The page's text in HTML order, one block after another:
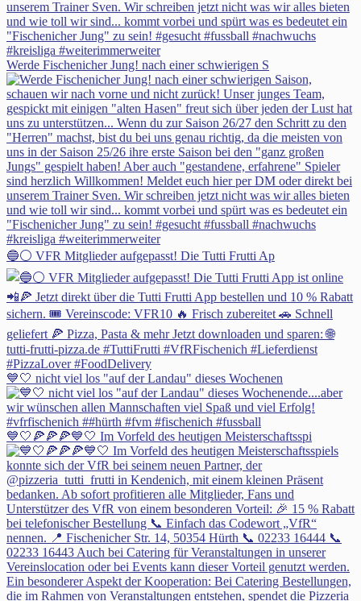
Werde Fischenicher Jung! nach einer schwierigen S
🔵⚪ VFR Mitglieder aufgepasst! Die Tutti Frutti Ap
💙🤍 nicht viel los "auf der Landau" dieses Wochenen
💙🤍🍕🍕🍕💙🤍 Im Vorfeld des heutigen Meisterschaftsspi